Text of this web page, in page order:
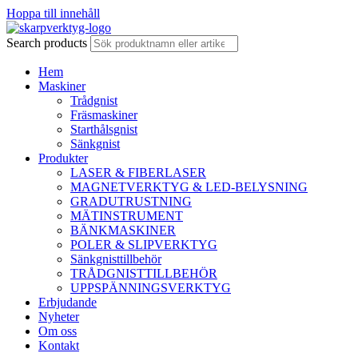
Hoppa till innehåll
Search products
Hem
Maskiner
Trådgnist
Fräsmaskiner
Starthålsgnist
Sänkgnist
Produkter
LASER & FIBERLASER
MAGNETVERKTYG & LED-BELYSNING
GRADUTRUSTNING
MÄTINSTRUMENT
BÄNKMASKINER
POLER & SLIPVERKTYG
Sänkgnisttillbehör
TRÅDGNISTTILLBEHÖR
UPPSPÄNNINGSVERKTYG
Erbjudande
Nyheter
Om oss
Kontakt